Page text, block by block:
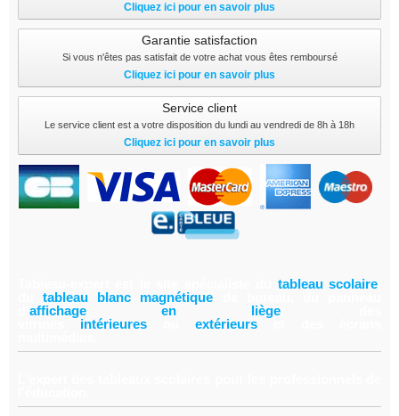
Cliquez ici pour en savoir plus
Garantie satisfaction
Si vous n'êtes pas satisfait de votre achat vous êtes remboursé
Cliquez ici pour en savoir plus
Service client
Le service client est a votre disposition du lundi au vendredi de 8h à 18h
Cliquez ici pour en savoir plus
tableau scolaire
tableau blanc magnétique
affichage en liège
intérieures extérieurs